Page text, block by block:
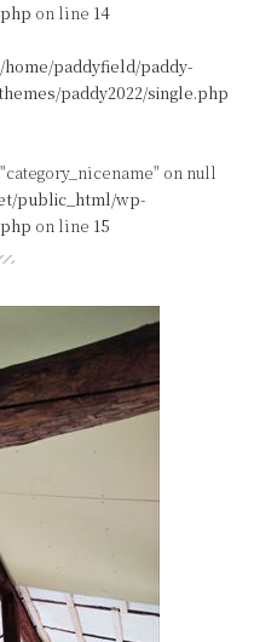
on line 14
/home/paddyfield/paddy-
paddy2022/single.php
on null
public_html/wp-
on line 15